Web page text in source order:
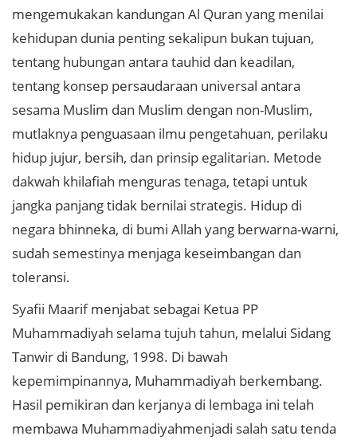
mengemukakan kandungan Al Quran yang menilai
kehidupan dunia penting sekalipun bukan tujuan,
tentang hubungan antara tauhid dan keadilan,
tentang konsep persaudaraan universal antara
sesama Muslim dan Muslim dengan non-Muslim,
mutlaknya penguasaan ilmu pengetahuan, perilaku
hidup jujur, bersih, dan prinsip egalitarian. Metode
dakwah khilafiah menguras tenaga, tetapi untuk
jangka panjang tidak bernilai strategis. Hidup di
negara bhinneka, di bumi Allah yang berwarna-warni,
sudah semestinya menjaga keseimbangan dan
toleransi.
Syafii Maarif menjabat sebagai Ketua PP
Muhammadiyah selama tujuh tahun, melalui Sidang
Tanwir di Bandung, 1998. Di bawah
kepemimpinannya, Muhammadiyah berkembang.
Hasil pemikiran dan kerjanya di lembaga ini telah
membawa Muhammadiyahmenjadi salah satu tenda